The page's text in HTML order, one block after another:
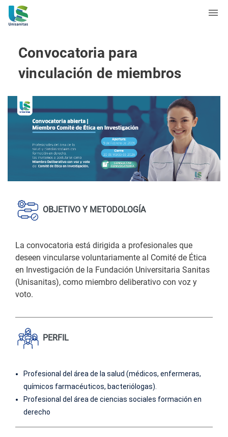
Convocatoria para
vinculación de miembros
OBJETIVO Y METODOLOGÍA
La convocatoria está dirigida a profesionales que
deseen vincularse voluntariamente al Comité de Ética
en Investigación de la Fundación Universitaria Sanitas
(Unisanitas), como miembro deliberativo con voz y
voto.
PERFIL
Profesional del área de la salud (médicos, enfermeras,
químicos farmacéuticos, bacteriólogas).
Profesional del área de ciencias sociales formación en
derecho